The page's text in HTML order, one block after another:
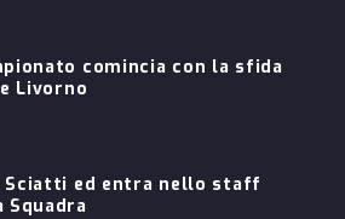
comincia con la sfida
Livorno
Sciatti ed entra nello staff